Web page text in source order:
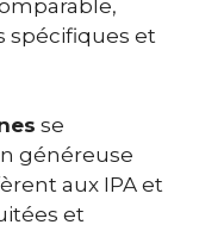
spécifiques et
se
généreuse
aux IPA et
et